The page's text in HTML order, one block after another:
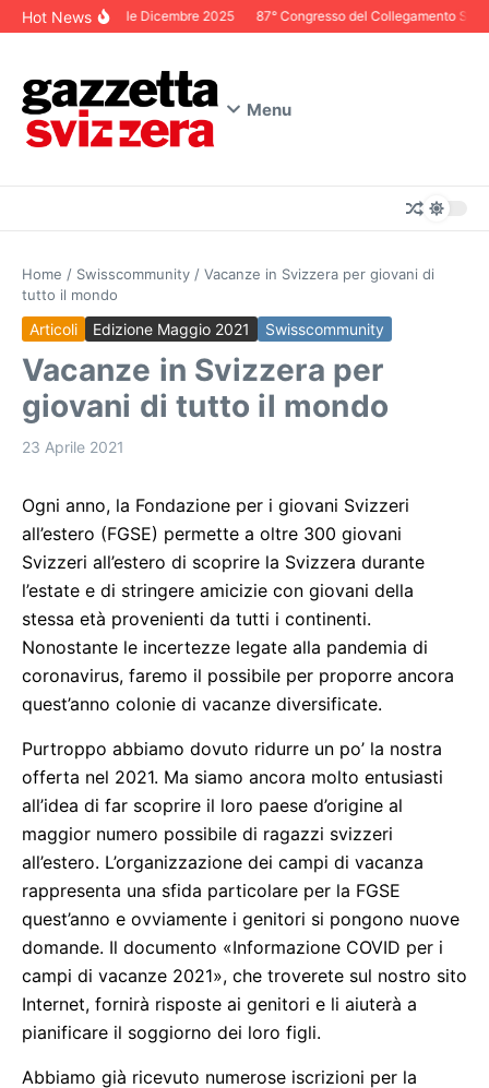
Salta al contenuto
Hot NewsEditoriale Dicembre 2025 87° Congresso del Collegamento
Menu
Home / Swisscommunity / Vacanze in Svizzera per giovani di
tutto il mondo
Articoli Edizione Maggio 2021 Swisscommunity
Vacanze in Svizzera per
giovani di tutto il mondo
23 Aprile 2021
Ogni anno, la Fondazione per i giovani Svizzeri
all’estero (FGSE) permette a oltre 300 giovani
Svizzeri all’estero di scoprire la Svizzera durante
l’estate e di stringere amicizie con giovani della
stessa età provenienti da tutti i continenti.
Nonostante le incertezze legate alla pandemia di
coronavirus, faremo il possibile per proporre ancora
quest’anno colonie di vacanze diversificate.
Purtroppo abbiamo dovuto ridurre un po’ la nostra
offerta nel 2021. Ma siamo ancora molto entusiasti
all’idea di far scoprire il loro paese d’origine al
maggior numero possibile di ragazzi svizzeri
all’estero. L’organizzazione dei campi di vacanza
rappresenta una sfida particolare per la FGSE
quest’anno e ovviamente i genitori si pongono nuove
domande. Il documento «Informazione COVID per i
campi di vacanze 2021», che troverete sul nostro sito
Internet, fornirà risposte ai genitori e li aiuterà a
pianificare il soggiorno dei loro figli.
Abbiamo già ricevuto numerose iscrizioni per la